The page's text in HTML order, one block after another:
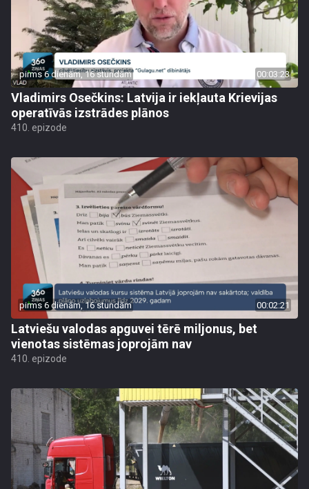
pirms 6 dienām, 16 stundām 00:03:23
Vladimirs Osečkins: Latvija ir iekļauta Krievijas
operatīvās izstrādes plānos
410. epizode
pirms 6 dienām, 16 stundām 00:02:21
Latviešu valodas apguvei tērē miljonus, bet
vienotas sistēmas joprojām nav
410. epizode